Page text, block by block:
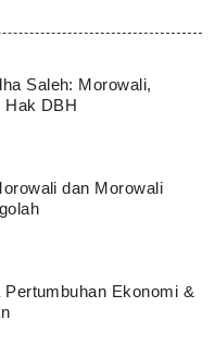
Saleh: Morowali,
Hak DBH
dan Morowali
Ekonomi &